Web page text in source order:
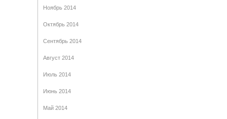
Ноябрь 2014
Октябрь 2014
Сентябрь 2014
Август 2014
Июль 2014
Июнь 2014
Май 2014